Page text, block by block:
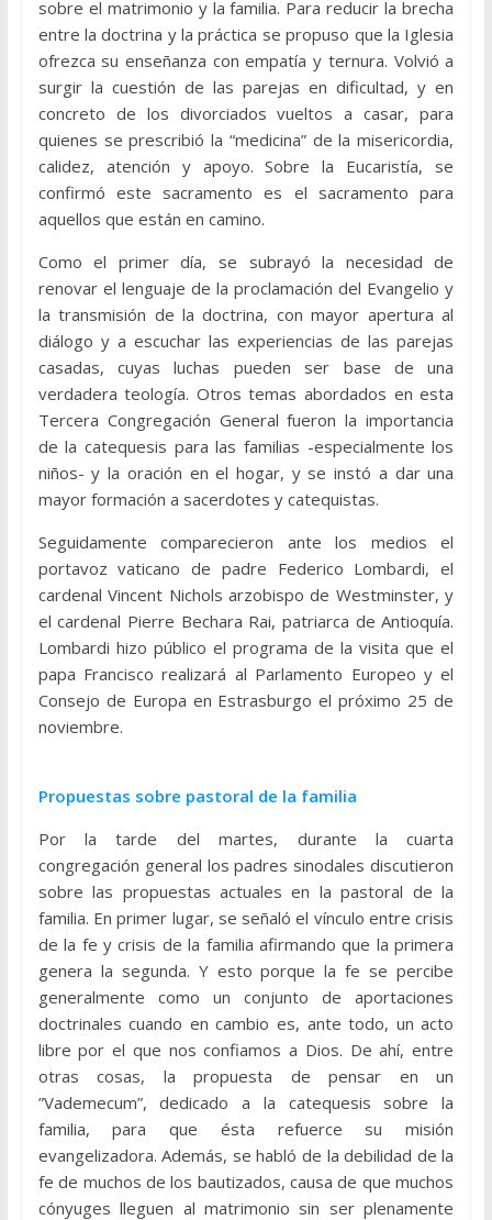
sobre el matrimonio y la familia. Para reducir la brecha
entre la doctrina y la práctica se propuso que la Iglesia
ofrezca su enseñanza con empatía y ternura. Volvió a
surgir la cuestión de las parejas en dificultad, y en
concreto de los divorciados vueltos a casar, para
quienes se prescribió la “medicina” de la misericordia,
calidez, atención y apoyo. Sobre la Eucaristía, se
confirmó este sacramento es el sacramento para
aquellos que están en camino.
Como el primer día, se subrayó la necesidad de
renovar el lenguaje de la proclamación del Evangelio y
la transmisión de la doctrina, con mayor apertura al
diálogo y a escuchar las experiencias de las parejas
casadas, cuyas luchas pueden ser base de una
verdadera teología. Otros temas abordados en esta
Tercera Congregación General fueron la importancia
de la catequesis para las familias -especialmente los
niños- y la oración en el hogar, y se instó a dar una
mayor formación a sacerdotes y catequistas.
Seguidamente comparecieron ante los medios el
portavoz vaticano de padre Federico Lombardi, el
cardenal Vincent Nichols arzobispo de Westminster, y
el cardenal Pierre Bechara Rai, patriarca de Antioquía.
Lombardi hizo público el programa de la visita que el
papa Francisco realizará al Parlamento Europeo y el
Consejo de Europa en Estrasburgo el próximo 25 de
noviembre.
Propuestas sobre pastoral de la familia
Por la tarde del martes, durante la cuarta
congregación general los padres sinodales discutieron
sobre las propuestas actuales en la pastoral de la
familia. En primer lugar, se señaló el vínculo entre crisis
de la fe y crisis de la familia afirmando que la primera
genera la segunda. Y esto porque la fe se percibe
generalmente como un conjunto de aportaciones
doctrinales cuando en cambio es, ante todo, un acto
libre por el que nos confiamos a Dios. De ahí, entre
otras cosas, la propuesta de pensar en un
”Vademecum”, dedicado a la catequesis sobre la
familia, para que ésta refuerce su misión
evangelizadora. Además, se habló de la debilidad de la
fe de muchos de los bautizados, causa de que muchos
cónyuges lleguen al matrimonio sin ser plenamente